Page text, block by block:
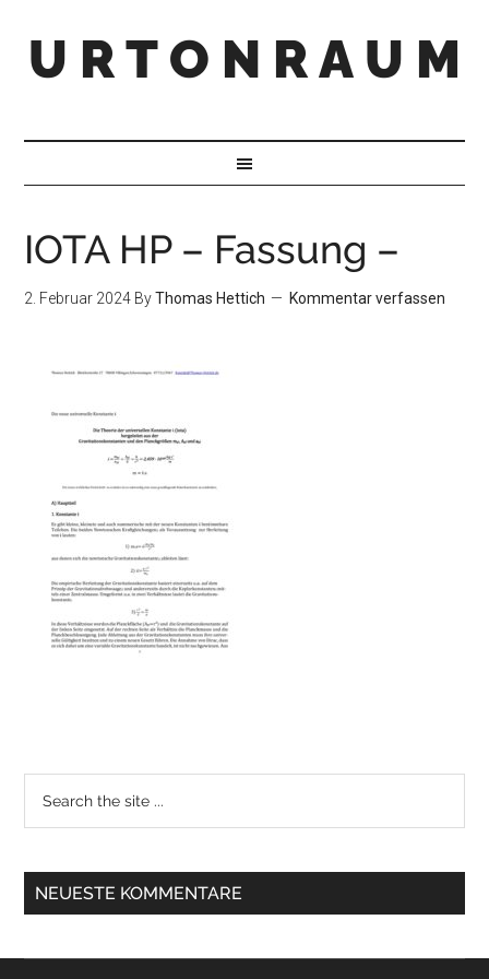
U R T O N R A U M
IOTA HP – Fassung –
2. Februar 2024 ByThomas Hettich Kommentar verfassen
NEUESTE KOMMENTARE